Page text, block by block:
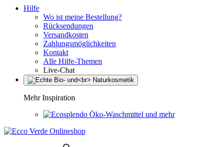
Hilfe
Wo ist meine Bestellung?
Rücksendungen
Versandkosten
Zahlungsmöglichkeiten
Kontakt
Alle Hilfe-Themen
Live-Chat
Mehr Inspiration
Öko-Waschmittel und mehr